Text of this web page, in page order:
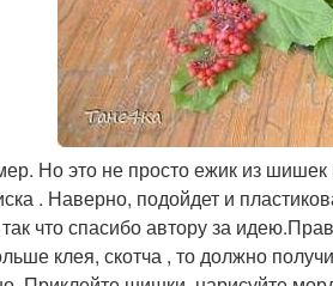
Но это не просто ежик из шишек
. Наверно, подойдет и
что спасибо автору за
клея, скотча , то должно